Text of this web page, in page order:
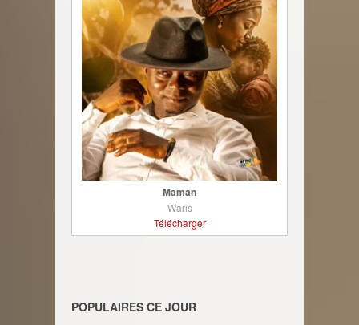
Maman
Waris
Télécharger
POPULAIRES CE JOUR